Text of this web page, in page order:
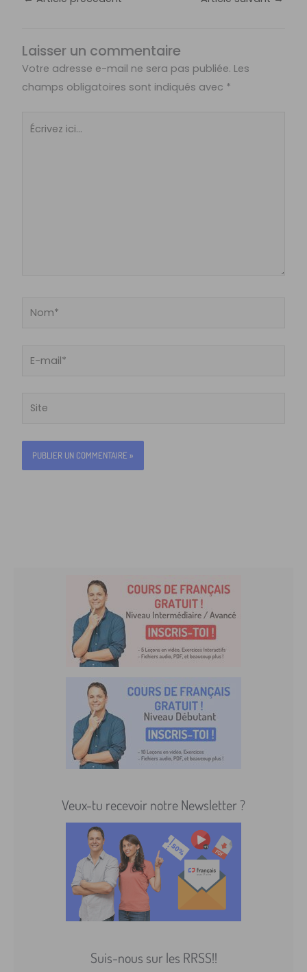
Laisser un commentaire
Votre adresse e-mail ne sera pas publiée. Les
champs obligatoires sont indiqués avec *
Nom*
Site
Veux-tu recevoir notre Newsletter ?
Suis-nous sur les RRSS!!